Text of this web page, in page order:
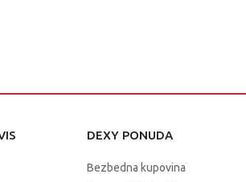
DEXY PONUDA
Bezbedna kupovina